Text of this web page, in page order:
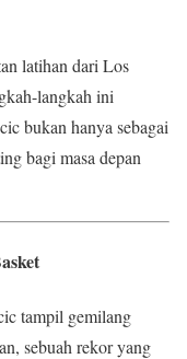
latihan dari Los
langkah ini
bukan hanya sebagai
bagi masa depan
tampil gemilang
sebuah rekor yang